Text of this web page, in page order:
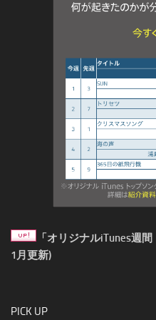
「オリジナルiTunes週
1月更新)
PICK UP